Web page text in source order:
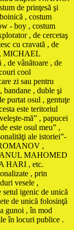
de prinţesă şi
, costum
- boy , costum
, de cercetaş
cu cravată , de
, MICHAEL
de vânătoare , de
cool
zi sau pentru
bandane , duble şi
purtat osul , gentuţe
este teritoriul
mă” , papucei
este osul meu” ,
ale istoriei”-
,
MAHOMED
HARI , etc.
, prin
vesele ,
igenic de unică
de unică folosinţă
gunoi , în mod
în locuri publice .